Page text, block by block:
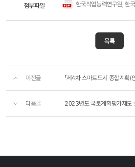
첨부파일 한국직업능력연구원, 한국청소년정
목록
이전글 「제4차 스마트도시 종합계획(
다음글 2023년도 국토계획평가제도